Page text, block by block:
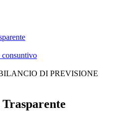
DI PREVISIONE